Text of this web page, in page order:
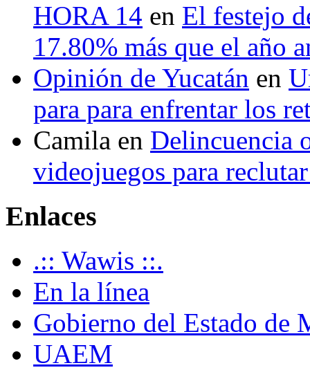
HORA 14 en El festejo
17.80% más que el año
Opinión de Yucatán en
para para enfrentar los
Camila en Delincuencia
videojuegos para
Enlaces
.:: Wawis ::.
En la línea
Gobierno del Estado de
UAEM